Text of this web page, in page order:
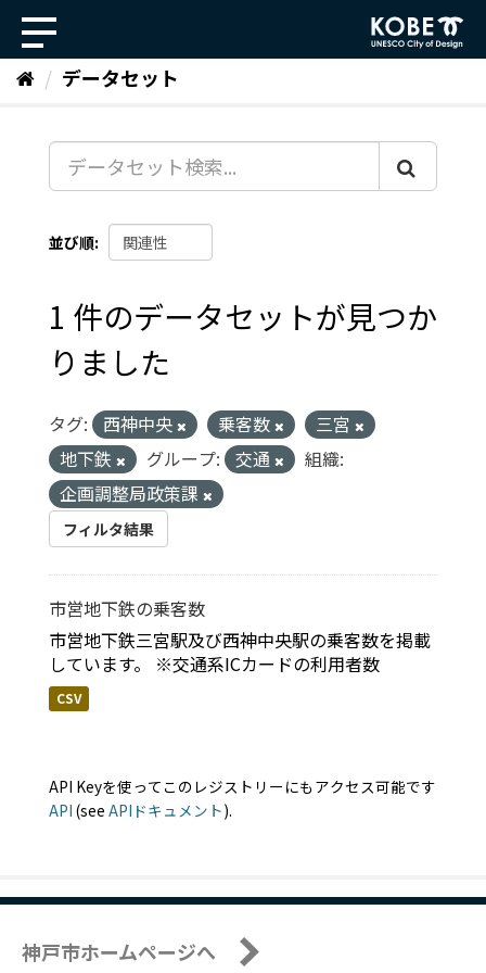
ッ
データセット
並び順
1 件のデータセットが見つか
りました
タグ: 西神中央 乗客数
三宮
地下鉄
グループ: 交通
組織:
企画調整局政策課
フィルタ結果
市営地下鉄の乗客数
市営地下鉄三宮駅及び西神中央駅の乗客数を掲載
しています。 ※交通系ICカードの利用者数
CSV
API Keyを使ってこのレジストリーにもアクセス可能です
API (see APIドキュメント).
神戸市ホームページへ